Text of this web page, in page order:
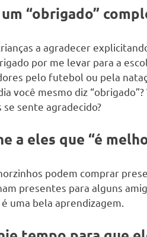
“obrigado”
a agradecer
por me levar para a
pelo futebol ou pela
você mesmo diz
se sente agradecido?
a eles que “é
podem comprar
presentes para alguns
uma bela aprendizagem.